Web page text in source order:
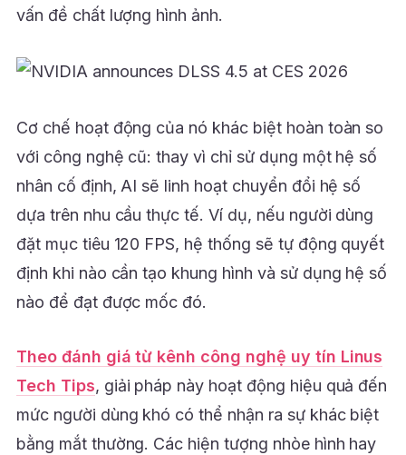
vấn đề chất lượng hình ảnh.
Cơ chế hoạt động của nó khác biệt hoàn toàn so
với công nghệ cũ: thay vì chỉ sử dụng một hệ số
nhân cố định, AI sẽ linh hoạt chuyển đổi hệ số
dựa trên nhu cầu thực tế. Ví dụ, nếu người dùng
đặt mục tiêu 120 FPS, hệ thống sẽ tự động quyết
định khi nào cần tạo khung hình và sử dụng hệ số
nào để đạt được mốc đó.
Theo đánh giá từ kênh công nghệ uy tín Linus
Tech Tips, giải pháp này hoạt động hiệu quả đến
mức người dùng khó có thể nhận ra sự khác biệt
bằng mắt thường. Các hiện tượng nhòe hình hay